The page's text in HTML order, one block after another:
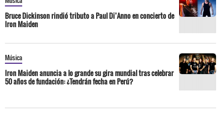
Bruce Dickinson rindió tributo a Paul Di’Anno en concierto de
Iron Maiden
Música
Iron Maiden anuncia a lo grande su gira mundial tras celebrar
50 años de fundación: ¿Tendrán fecha en Perú?